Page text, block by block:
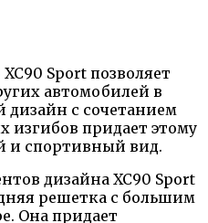
Sport позволяет
автомобилей в
дизайн с сочетанием
придает этому
и спортивный вид.
дизайна XC90 Sport
решетка с большим
Она придает